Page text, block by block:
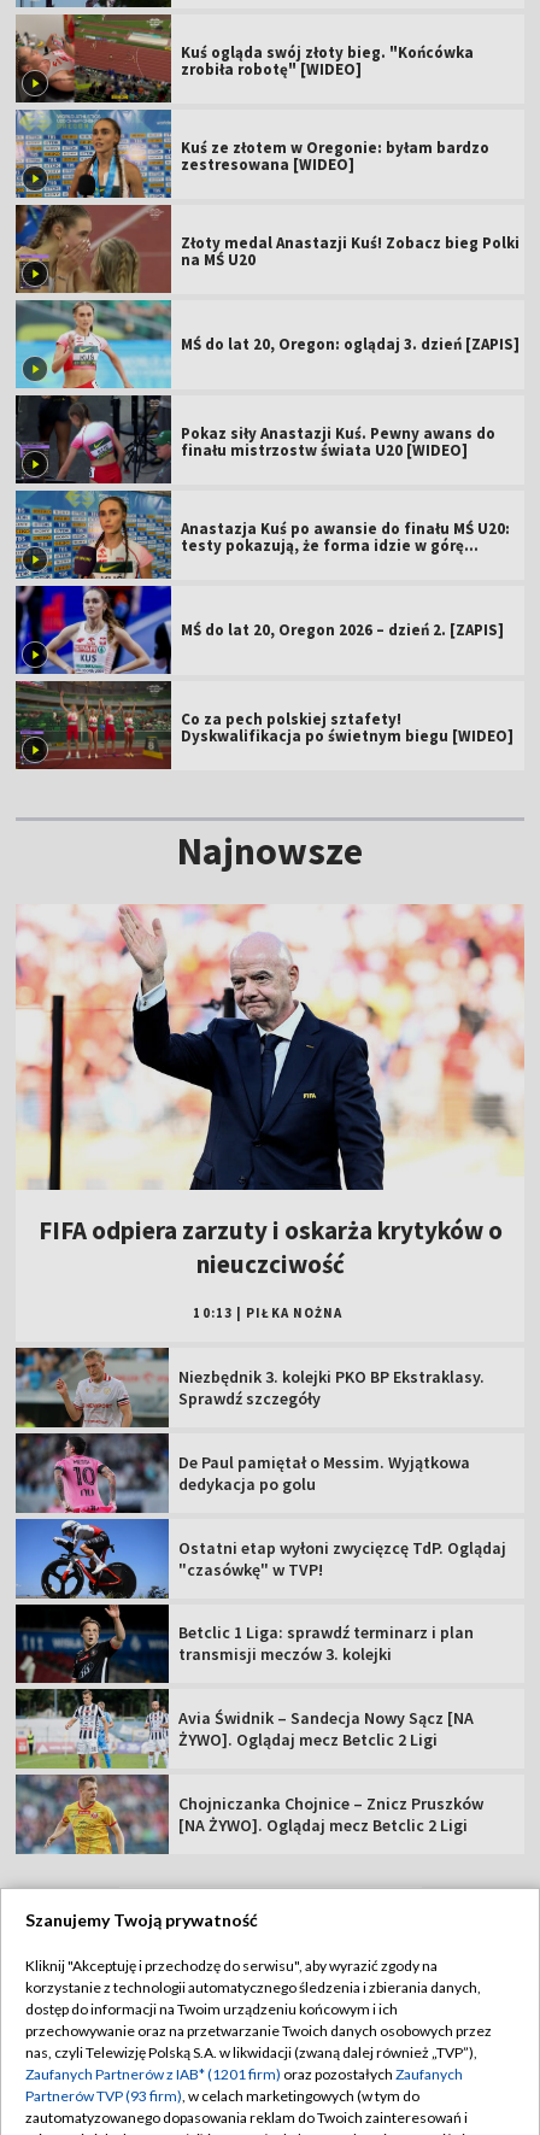
Kuś ogląda swój złoty bieg. "Końcówka
zrobiła robotę" [WIDEO]
Kuś ze złotem w Oregonie: byłam bardzo
zestresowana [WIDEO]
Złoty medal Anastazji Kuś! Zobacz bieg Polki
na MŚ U20
MŚ do lat 20, Oregon: oglądaj 3. dzień [ZAPIS]
Pokaz siły Anastazji Kuś. Pewny awans do
finału mistrzostw świata U20 [WIDEO]
Anastazja Kuś po awansie do finału MŚ U20:
testy pokazują, że forma idzie w górę
MŚ do lat 20, Oregon 2026 – dzień 2. [ZAPIS]
Co za pech polskiej sztafety!
Dyskwalifikacja po świetnym biegu [WIDEO]
Najnowsze
FIFA odpiera zarzuty i oskarża krytyków o
nieuczciwość
10:13 PIŁKA NOŻNA
Niezbędnik 3. kolejki PKO BP Ekstraklasy.
Sprawdź szczegóły
De Paul pamiętał o Messim. Wyjątkowa
dedykacja po golu
Ostatni etap wyłoni zwycięzcę TdP. Oglądaj
"czasówkę" w TVP!
Betclic 1 Liga: sprawdź terminarz i plan
transmisji meczów 3. kolejki
Avia Świdnik – Sandecja Nowy Sącz [NA
ŻYWO]. Oglądaj mecz Betclic 2 Ligi
Chojniczanka Chojnice – Znicz Pruszków
[NA ŻYWO]. Oglądaj mecz Betclic 2 Ligi
Abonament TVP
Sklep TVP
Biuro Reklamy
Oferta Handlowa
Regulamin TVP
Polityka prywatności
Moje zgody
Biuro reklamy
Szanujemy Twoją prywatność
Kliknij "Akceptuję i przechodzę do serwisu", aby wyrazić zgody na
korzystanie z technologii automatycznego śledzenia i zbierania danych,
dostęp do informacji na Twoim urządzeniu końcowym i ich
przechowywanie oraz na przetwarzanie Twoich danych osobowych przez
nas, czyli Telewizję Polską S.A. w likwidacji (zwaną dalej również „TVP”),
Zaufanych Partnerów z IAB* (1201 firm) oraz pozostałych Zaufanych
Partnerów TVP (93 firm), w celach marketingowych (w tym do
zautomatyzowanego dopasowania reklam do Twoich zainteresowań i